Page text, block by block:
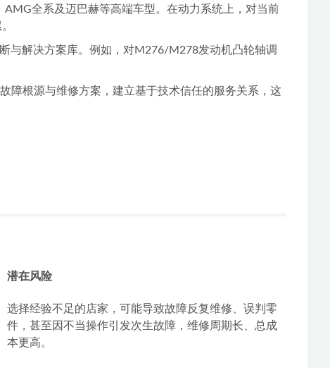
全系及迈巴赫等高端车型。在动力系统上，对当前